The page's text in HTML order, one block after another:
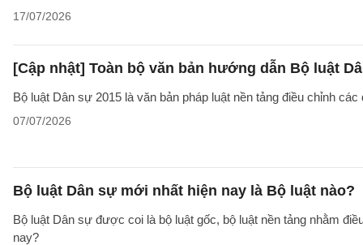
17/07/2026
[Cập nhật] Toàn bộ văn bản hướng dẫn Bộ luật
Bộ luật Dân sự 2015 là văn bản pháp luật nền tảng điều chỉnh
07/07/2026
Bộ luật Dân sự mới nhất hiện nay là Bộ luật nào?
Bộ luật Dân sự được coi là bộ luật gốc, bộ luật nền tảng nhằm
nay?